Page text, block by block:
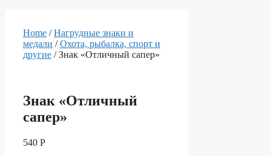
Home /Нагрудные знаки и
медали /Охота, рыбалка, спорт и
другие / Знак «Отличный сапер»
Знак «Отличный
сапер»
540 Р